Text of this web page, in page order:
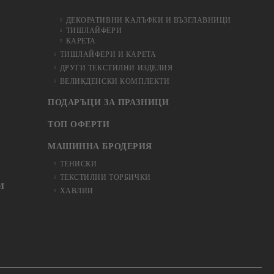
ДЕКОРАТИВНИ КАЛЪФКИ И ВЪЗГЛАВНИЦИ
ТИШЛАЙФЕРИ
КАРЕТА
ТИШЛАЙФЕРИ И КАРЕТА
ДРУГИ ТЕКСТИЛНИ ИЗДЕЛИЯ
ВЕЛИКДЕНСКИ КОМПЛЕКТИ
ПОДАРЪЦИ ЗА ПРАЗНИЦИ
ТОП ОФЕРТИ
МАШИННА БРОДЕРИЯ
ТЕНИСКИ
ТЕКСТИЛНИ ТОРБИЧКИ
ХАВЛИИ